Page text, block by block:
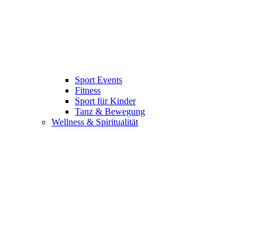
Sport Events
Fitness
Sport für Kinder
Tanz & Bewegung
Wellness & Spiritualität